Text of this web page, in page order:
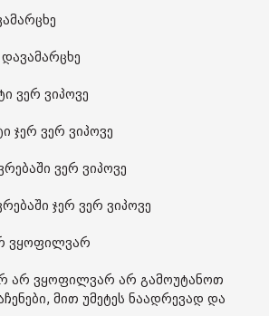
ვერ ვიპოვე
ჯერ ვერ ვიპოვე
ვერ ვიპოვე
ჯერ ვერ ვიპოვე
ვყოფილვარ
არ ვყოფილვარ არ გამოუტანოთ
მით უმეტეს ნაადრევად და